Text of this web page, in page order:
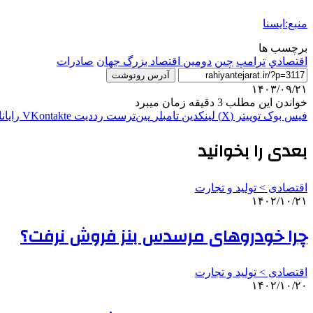
منبع:ایسنا
برچسب ها
اقتصادي ترامپ چین دومین اقتصاد بزرگ جهان صادرات
آدرس رونوشت
۱۴۰۳/۰۹/۲۱
خواندن این مطلب 3 دقیقه زمان میبرد
فیس بوک توییتر (X) لینکدین ‫تامبلر ‫پین‌ترست ‫رددیت ‫VKontakte
بعدی را بخوانید
اقتصادی > تولید و تجارت
۱۴۰۲/۱۰/۲۱
چرا خودروهای مرسدس بنز فروش نرفت؟
اقتصادی > تولید و تجارت
۱۴۰۲/۱۰/۲۰